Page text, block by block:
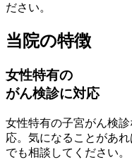
ださい。
当院の特徴
女性特有の
がん検診に対応
女性特有の子宮がん検
応。気になることがあ
でも相談してください。